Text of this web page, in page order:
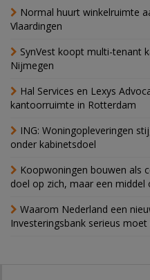
Normal huurt winkelruimte
Vlaardingen
SynVest koopt multi-tenant
Nijmegen
Hal Services en Lexys
kantoorruimte in Rotterdam
ING: Woningopleveringen
onder kabinetsdoel
Koopwoningen bouwen als
doel op zich, maar een middel
Waarom Nederland een
Investeringsbank serieus